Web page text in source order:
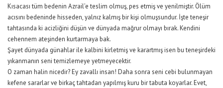
Kısacası tüm bedenin Azrail’e teslim olmuş, pes etmiş ve yenilmiştir. Ölüm
acısını bedeninde hisseden, yalnız kalmış bir kişi olmuşsundur. İşte teneşir
tahtasında ki acizliğini düşün ve dünyada mağrur olmayı bırak. Kendini
cehennem ateşinden kurtarmaya bak.
Şayet dünyada günahlar ile kalbini kirletmiş ve karartmış isen bu teneşirdeki
yıkanmanın seni temizlemeye yetmeyecektir.
O zaman halin nicedir? Ey zavallı insan! Daha sonra seni cebi bulunmayan
kefene sararlar ve birkaç tahtadan yapılmış kuru bir tabuta koyarlar. Evet,